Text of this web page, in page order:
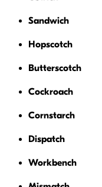
Sandwich
Hopscotch
Butterscotch
Cockroach
Cornstarch
Dispatch
Workbench